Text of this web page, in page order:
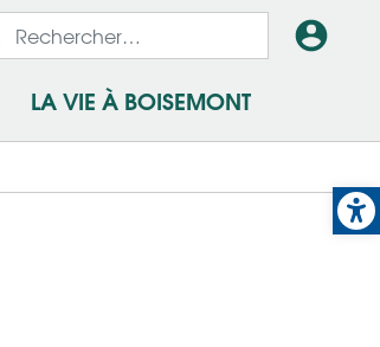
En-
-
LA VIE À BOISEMONT